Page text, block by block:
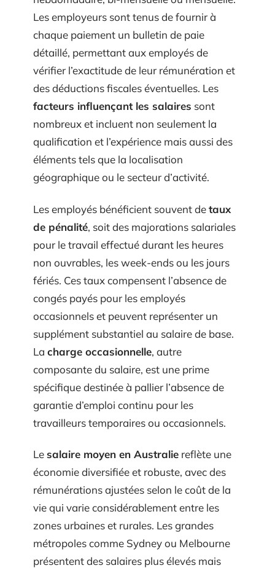
Les employeurs sont tenus de fournir à
chaque paiement un bulletin de paie
détaillé, permettant aux employés de
vérifier l’exactitude de leur rémunération et
des déductions fiscales éventuelles. Les
facteurs influençant les salaires sont
nombreux et incluent non seulement la
qualification et l’expérience mais aussi des
éléments tels que la localisation
géographique ou le secteur d’activité.
Les employés bénéficient souvent detaux
de pénalité, soit des majorations salariales
pour le travail effectué durant les heures
non ouvrables, les week-ends ou les jours
fériés. Ces taux compensent l’absence de
congés payés pour les employés
occasionnels et peuvent représenter un
supplément substantiel au salaire de base.
La charge occasionnelle, autre
composante du salaire, est une prime
spécifique destinée à pallier l’absence de
garantie d’emploi continu pour les
travailleurs temporaires ou occasionnels.
Lesalaire moyen en Australie reflète une
économie diversifiée et robuste, avec des
rémunérations ajustées selon le coût de la
vie qui varie considérablement entre les
zones urbaines et rurales. Les grandes
métropoles comme Sydney ou Melbourne
présentent des salaires plus élevés mais